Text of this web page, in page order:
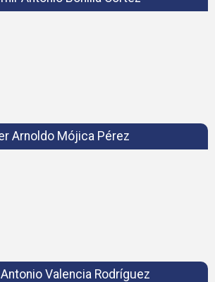
Arnoldo Mójica Pérez
Valencia Rodríguez